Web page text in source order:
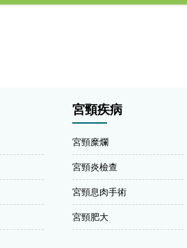
宮頸疾病
宮頸糜爛
宮頸炎檢查
宮頸息肉手術
宮頸肥大